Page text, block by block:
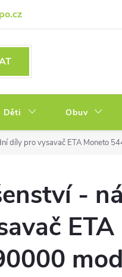
a výměna zboží
Děti Obuv
díly pro vysavač ETA Moneto
-